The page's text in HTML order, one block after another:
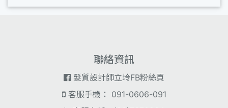
聯絡資訊
髮質設計師立坽FB粉絲頁
客服手機： 091-0606-091